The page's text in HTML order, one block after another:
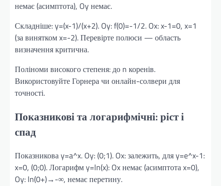
немає (асимптота), Oy немає.
Складніше: y=(x-1)/(x+2). Oy: f(0)=-1/2. Ox: x-1=0, x=1
(за винятком x=-2). Перевірте полюси — область
визначення критична.
Поліноми високого степеня: до n коренів.
Використовуйте Горнера чи онлайн-солвери для
точності.
Показникові та логарифмічні: ріст і
спад
Показникова y=a^x. Oy: (0;1). Ox: залежить, для y=e^x-1:
x=0, (0;0). Логарифм y=ln(x): Ox немає (асимптота x=0),
Oy: ln(0+)→-∞, немає перетину.